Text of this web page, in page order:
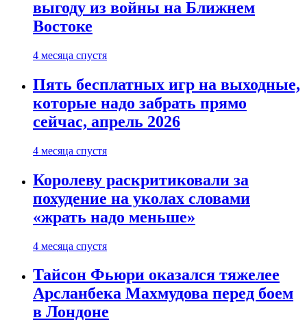
выгоду из войны на Ближнем
Востоке
4 месяца спустя
Пять бесплатных игр на выходные,
которые надо забрать прямо
сейчас, апрель 2026
4 месяца спустя
Королеву раскритиковали за
похудение на уколах словами
«жрать надо меньше»
4 месяца спустя
Тайсон Фьюри оказался тяжелее
Арсланбека Махмудова перед боем
в Лондоне